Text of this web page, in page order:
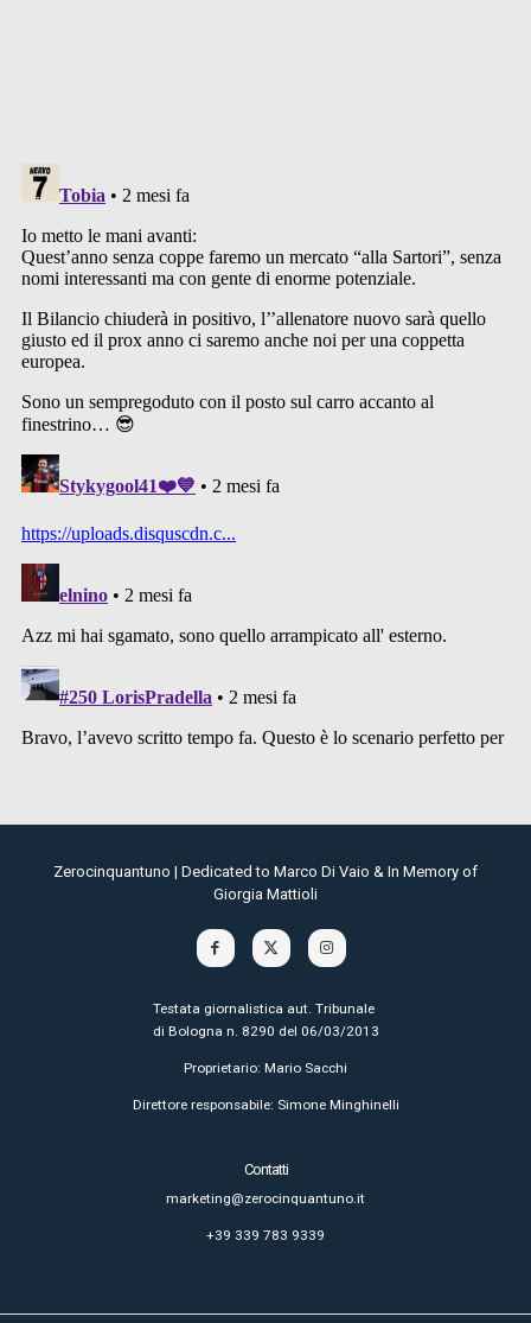
Zerocinquantuno | Dedicated to Marco Di Vaio & In Memory of
Giorgia Mattioli
Testata giornalistica aut. Tribunale
di Bologna n. 8290 del 06/03/2013
Proprietario: Mario Sacchi
Direttore responsabile: Simone Minghinelli
Contatti
marketing@zerocinquantuno.it
+39 339 783 9339